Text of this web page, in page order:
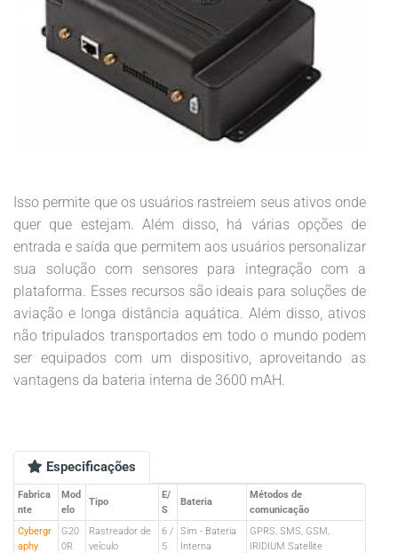
Isso permite que os usuários rastreiem seus ativos onde
quer que estejam. Além disso, há várias opções de
entrada e saída que permitem aos usuários personalizar
sua solução com sensores para integração com a
plataforma. Esses recursos são ideais para soluções de
aviação e longa distância aquática. Além disso, ativos
não tripulados transportados em todo o mundo podem
ser equipados com um dispositivo, aproveitando as
vantagens da bateria interna de 3600 mAH.
Especificações
Fabrica
nte
Mod
elo
Tipo
E/
S
Bateria
Métodos de
comunicação
Cybergr
aphy
G20
0R
Rastreador de
veículo
6 /
5
Sim - Bateria
Interna
GPRS, SMS, GSM,
IRIDIUM Satellite